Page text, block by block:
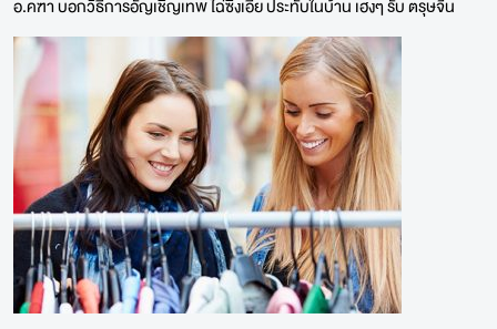
อ.คฑา บอกวิธีการอัญเชิญเทพ ไฉ่ซิ้งเอี๊ย ประทับในบ้าน เฮงๆ รับ ตรุษจีน